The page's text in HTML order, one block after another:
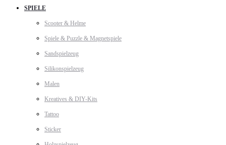
SPIELE
Scooter & Helme
Spiele & Puzzle & Magnetspiele
Sandspielzeug
Silikonspielzeug
Malen
Kreatives & DIY-Kits
Tattoo
Sticker